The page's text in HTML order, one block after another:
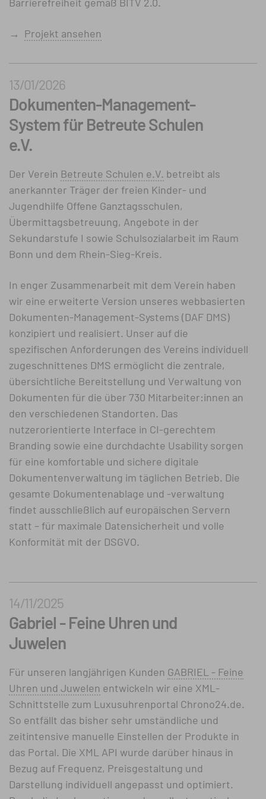
Barrierefreiheit gemäß BITV 2.0.
→ Projekt ansehen
13/01/2026
Dokumenten-Management-
System für Betreute Schulen
e.V.
Der Verein Betreute Schulen e.V. betreibt als
anerkannter Träger der freien Kinder- und
Jugendhilfe Offene Ganztagsschulen,
Übermittagsbetreuung, Angebote in der
Sekundarstufe I sowie Schulsozialarbeit im Raum
Bonn und dem Rhein-Sieg-Kreis.
In enger Zusammenarbeit mit dem Verein haben
wir eine erweiterte Version unseres webbasierten
Dokumenten-Management-Systems (DAF DMS)
konzipiert und realisiert. Unser auf die
spezifischen Anforderungen des Vereins individuell
zugeschnittenes DMS ermöglicht die zentrale,
übersichtliche Bereitstellung und Verwaltung von
Dokumenten für die über 730 Mitarbeiter:innen an
den verschiedenen Standorten. Das
nutzerorientierte Interface in CI-gerechtem
Branding sowie eine durchdachte Usability sorgen
für eine komfortable und sichere digitale
Dokumentenverwaltung im täglichen Betrieb. Die
gesamte Dokumentenablage und -verwaltung
findet ausschließlich auf europäischen Servern
statt – für maximale Datensicherheit und volle
Konformität mit der DSGVO.
14/11/2025
Gabriel - Feine Uhren und
Juwelen
Für unseren langjährigen Kunden GABRIEL - Feine
Uhren und Juwelen entwickeln wir eine XML-
Schnittstelle zum Luxusuhrenportal Chrono24.de.
So entfällt das bisher sehr umständliche und
zeitintensive manuelle Einstellen der Produkte in
das Portal. Die XML API wurde darüber hinaus in
Bezug auf Frequenz, Preisgestaltung und
Darstellung individuell angepasst und optimiert.